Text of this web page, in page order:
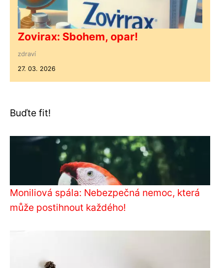
Zovirax: Sbohem, opar!
zdraví
27. 03. 2026
Buďte fit!
Moniliová spála: Nebezpečná nemoc, která
může postihnout každého!